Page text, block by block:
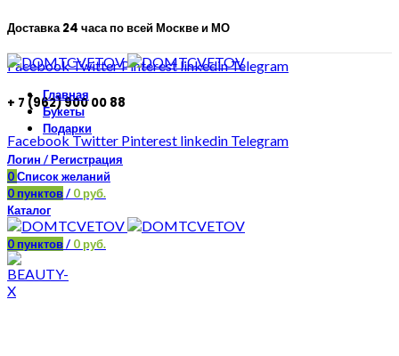
Доставка 24 часа по всей Москве и МО
FacebookTwitterPinterestlinkedinTelegram
+ 7 (962) 900 00 88
FacebookTwitter Pinterest linkedin Telegram
Главная
Букеты
Подарки
Логин / Регистрация
0Список желаний
0 пунктов/ 0руб.
Каталог
0 пунктов/ 0руб.